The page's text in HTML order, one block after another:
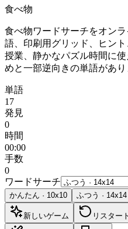
食べ物
食べ物ワードサーチをオン
語、印刷用グリッド、ヒン
授業、静かなパズル時間に使
めと一部逆向きの単語があり
単語
17
発見
0
時間
00:00
手数
0
ワードサーチ
かんたん · 10x10 ふつう · 14x14
新しいゲーム リスタート